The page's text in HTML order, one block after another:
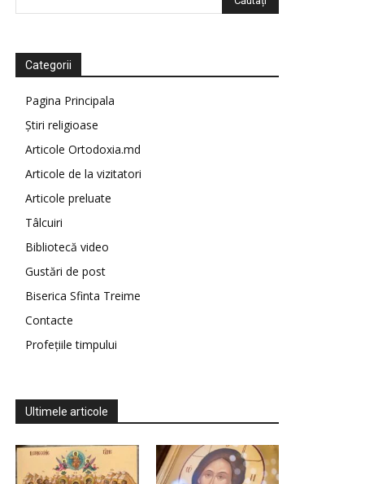
Categorii
Pagina Principala
Știri religioase
Articole Ortodoxia.md
Articole de la vizitatori
Articole preluate
Tâlcuiri
Bibliotecă video
Gustări de post
Biserica Sfinta Treime
Contacte
Profețiile timpului
Ultimele articole